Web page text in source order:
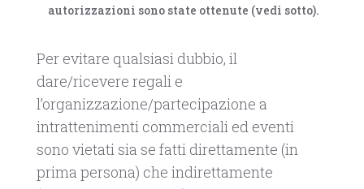
autorizzazioni sono state ottenute (vedi sotto).
Per evitare qualsiasi dubbio, il
dare/ricevere regali e
l’organizzazione/partecipazione a
intrattenimenti commerciali ed eventi
sono vietati sia se fatti direttamente (in
prima persona) che indirettamente